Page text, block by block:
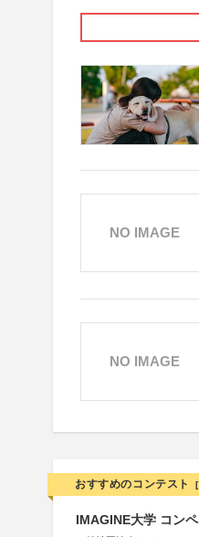
NO IMAGE
NO IMAGE
おすすめのコンテスト
IMAGINE大学 コン